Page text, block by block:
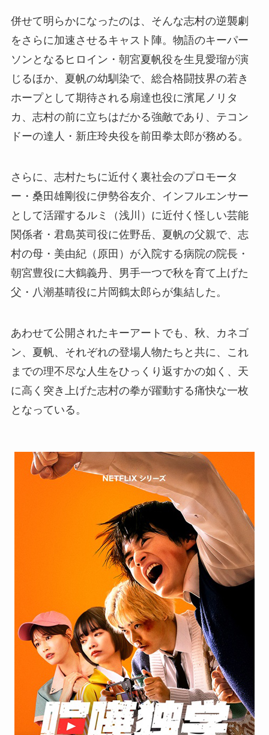
併せて明らかになったのは、そんな志村の逆襲劇
をさらに加速させるキャスト陣。物語のキーパー
ソンとなるヒロイン・朝宮夏帆役を生見愛瑠が演
じるほか、夏帆の幼馴染で、総合格闘技界の若き
ホープとして期待される扇達也役に濱尾ノリタ
カ、志村の前に立ちはだかる強敵であり、テコン
ドーの達人・新庄玲央役を前田拳太郎が務める。
さらに、志村たちに近付く裏社会のプロモータ
ー・桑田雄剛役に伊勢谷友介、インフルエンサー
として活躍するルミ（浅川）に近付く怪しい芸能
関係者・君島英司役に佐野岳、夏帆の父親で、志
村の母・美由紀（原田）が入院する病院の院長・
朝宮豊役に大鶴義丹、男手一つで秋を育て上げた
父・八潮基晴役に片岡鶴太郎らが集結した。
あわせて公開されたキーアートでも、秋、カネゴ
ン、夏帆、それぞれの登場人物たちと共に、これ
までの理不尽な人生をひっくり返すかの如く、天
に高く突き上げた志村の拳が躍動する痛快な一枚
となっている。